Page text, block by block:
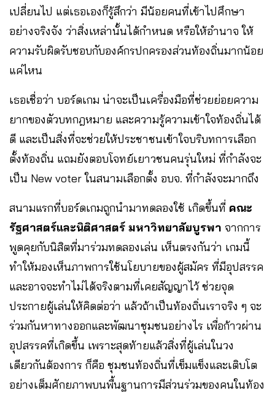
เปลี่ยนไป แต่เธอเองก็รู้สึกว่า มีน้อยคนที่เข้าไปศึกษา
อย่างจริงจัง ว่าสิ่งเหล่านั้นได้กำหนด หรือให้อำนาจ ให้
ความรับผิดรับชอบกับองค์กรปกครองส่วนท้องถิ่นมากน้อย
แค่ไหน
เธอเชื่อว่า บอร์ดเกม น่าจะเป็นเครื่องมือที่ช่วยย่อยความ
ยากของตัวบทกฎหมาย และความรู้ความเข้าใจท้องถิ่นได้
ดี และเป็นสิ่งที่จะช่วยให้ประชาชนเข้าใจบริบทการเลือก
ตั้งท้องถิ่น แถมยังตอบโจทย์เยาวชนคนรุ่นใหม่ ที่กำลังจะ
เป็น New voter ในสนามเลือกตั้ง อบจ. ที่กำลังจะมากถึง
สนามแรกที่บอร์ดเกมถูกนำมาทดลองใช้ เกิดขึ้นที่ คณะ
รัฐศาสตร์และนิติศาสตร์ มหาวิทยาลัยบูรพา จากการ
พูดคุยกับนิสิตที่มาร่วมทดลองเล่น เห็นตรงกันว่า เกมนี้
ทำให้มองเห็นภาพการใช้นโยบายของผู้สมัคร ที่มีอุปสรรค
และอาจจะทำไม่ได้จริงตามที่เคยสัญญาไว้ ช่วยจุด
ประกายผู้เล่นให้คิดต่อว่า แล้วถ้าเป็นท้องถิ่นเราจริง ๆ จะ
ร่วมกันหาทางออกและพัฒนาชุมชนอย่างไร เพื่อก้าวผ่าน
อุปสรรคที่เกิดขึ้น เพราะสุดท้ายแล้วสิ่งที่ผู้เล่นในวง
เดียวกันต้องการ ก็คือ ชุมชนท้องถิ่นที่เข็มแข็งและเติบโต
อย่างเต็มศักยภาพบนพื้นฐานการมีส่วนร่วมของคนในท้อง